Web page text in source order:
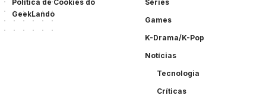
Política de Cookies do
GeekLando
Séries
Games
K-Drama/K-Pop
Notícias
Tecnologia
Críticas